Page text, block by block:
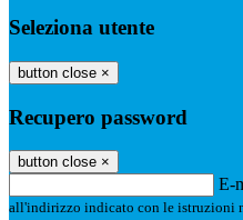
Seleziona utente
button close ×
Recupero password
button close ×
E-
all'indirizzo indicato con le istruzioni